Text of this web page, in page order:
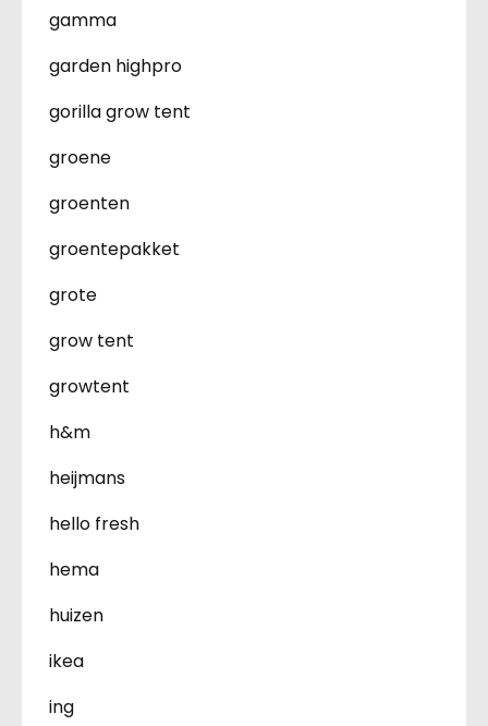
gamma
garden highpro
gorilla grow tent
groene
groenten
groentepakket
grote
grow tent
growtent
h&m
heijmans
hello fresh
hema
huizen
ikea
ing